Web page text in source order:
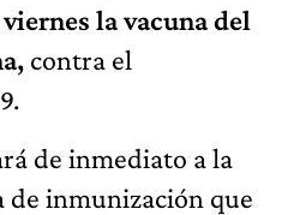
la vacuna del
contra el
de inmediato a la
de inmunización que